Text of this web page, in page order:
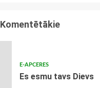
Komentētākie
E-APCERES
Es esmu tavs Dievs